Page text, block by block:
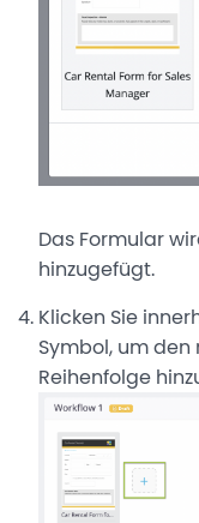
Das Formular
hinzugefügt.
Klicken Sie
Symbol, um
Reihenfolge